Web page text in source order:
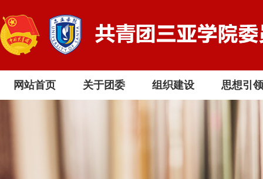
网站首页 关于团委 组织建设 思想引领